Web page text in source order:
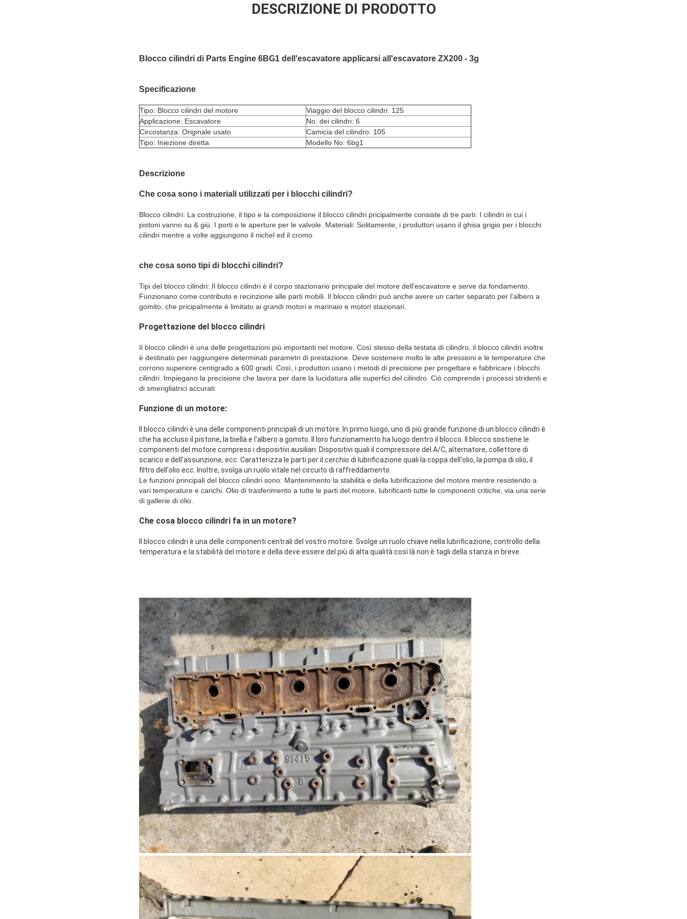
DESCRIZIONE DI PRODOTTO
Blocco cilindri di Parts Engine 6BG1 dell'escavatore applicarsi all'escavatore ZX200 - 3g
Specificazione
Tipo: Blocco cilindri del motore
Viaggio del blocco cilindri: 125
Applicazione: Escavatore
No. dei cilindri: 6
Circostanza: Originale usato
Camicia del cilindro: 105
Tipo: Iniezione diretta
Modello No: 6bg1
Descrizione
Che cosa sono i materiali utilizzati per i blocchi cilindri?
Blocco cilindri: La costruzione, il tipo e la composizione il blocco cilindri pricipalmente consiste di tre parti: I cilindri in cui i
pistoni vanno su & giù. I porti o le aperture per le valvole. Materiali: Solitamente, i produttori usano il ghisa grigio per i blocchi
cilindri mentre a volte aggiungono il nichel ed il cromo.
che cosa sono tipi di blocchi cilindri?
Tipi del blocco cilindri: Il blocco cilindri è il corpo stazionario principale del motore dell'escavatore e serve da fondamento.
Funzionano come contributo e recinzione alle parti mobili. Il blocco cilindri può anche avere un carter separato per l'albero a
gomito, che pricipalmente è limitato ai grandi motori e marinaio e motori stazionari.
Progettazione del blocco cilindri
Il blocco cilindri è una delle progettazioni più importanti nel motore. Così stesso della testata di cilindro, il blocco cilindri inoltre
è destinato per raggiungere determinati parametri di prestazione. Deve sostenere molto le alte pressioni e le temperature che
corrono superiore centigrado a 600 gradi. Così, i produttori usano i metodi di precisione per progettare e fabbricare i blocchi
cilindri. Impiegano la precisione che lavora per dare la lucidatura alle superfici del cilindro. Ciò comprende i processi stridenti e
di smerigliatrici accurati.
Funzione di un motore:
Il blocco cilindri è una delle componenti principali di un motore. In primo luogo, uno di più grande funzione di un blocco cilindri è
che ha accluso il pistone, la biella e l'albero a gomito. Il loro funzionamento ha luogo dentro il blocco. Il blocco sostiene le
componenti del motore compreso i dispositivi ausiliari. Dispositivi quali il compressore del A/C, alternatore, collettore di
scarico e dell'assunzione, ecc. Caratterizza le parti per il cerchio di lubrificazione quali la coppa dell'olio, la pompa di olio, il
filtro dell'olio ecc. Inoltre, svolga un ruolo vitale nel circuito di raffreddamento.
Le funzioni principali del blocco cilindri sono: Mantenimento la stabilità e della lubrificazione del motore mentre resistendo a
vari temperature e carichi. Olio di trasferimento a tutte le parti del motore, lubrificanti tutte le componenti critiche, via una serie
di gallerie di olio.
Che cosa blocco cilindri fa in un motore?
Il blocco cilindri è una delle componenti centrali del vostro motore. Svolge un ruolo chiave nella lubrificazione, controllo della
temperatura e la stabilità del motore e della deve essere del più di alta qualità così là non è tagli della stanza in breve.